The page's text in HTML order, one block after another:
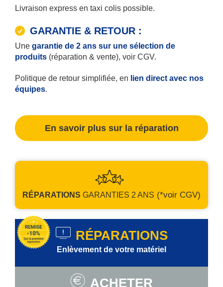
Livraison express en taxi colis possible.
GARANTIE & RETOUR :
Une garantie de 2 ans sur une sélection de
produits (réparation & vente), voir CGV.
Politique de retour simplifiée, en lien direct avec nos
équipes.
En savoir plus sur la réparation
RÉPARATIONS GARANTIES 2 ANS (*voir CGV)
RÉPARATIONS
Enlèvement de votre matériel
ACHETER